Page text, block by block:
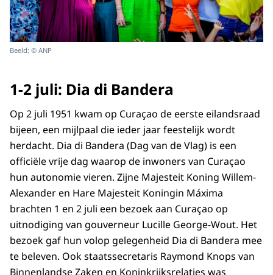
Beeld: © ANP
1-2 juli: Dia di Bandera
Op 2 juli 1951 kwam op Curaçao de eerste eilandsraad
bijeen, een mijlpaal die ieder jaar feestelijk wordt
herdacht. Dia di Bandera (Dag van de Vlag) is een
officiële vrije dag waarop de inwoners van Curaçao
hun autonomie vieren. Zijne Majesteit Koning Willem-
Alexander en Hare Majesteit Koningin Máxima
brachten 1 en 2 juli een bezoek aan Curaçao op
uitnodiging van gouverneur Lucille George-Wout. Het
bezoek gaf hun volop gelegenheid Dia di Bandera mee
te beleven. Ook staatssecretaris Raymond Knops van
Binnenlandse Zaken en Koninkrijksrelaties was